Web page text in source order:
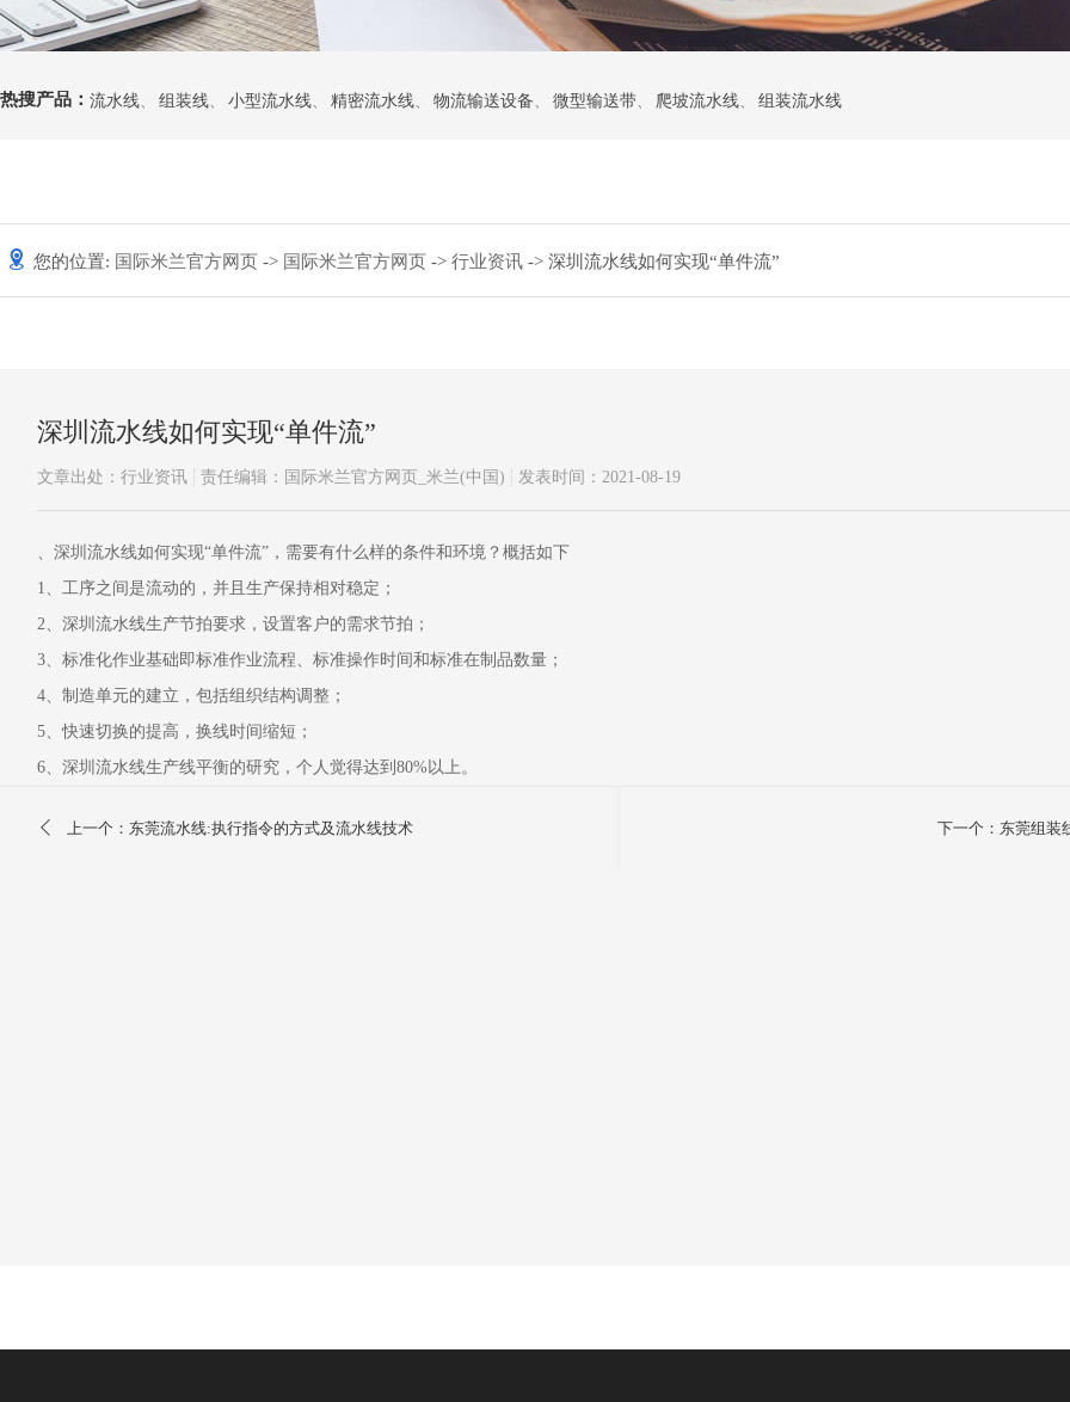
热搜产品： 流水线、 组装线、 小型流水线、 精密流水线、 物流输送设备、 微型输送带、 爬坡流水线、 组装流水线
您的位置: 国际米兰官方网页 -> 国际米兰官方网页 -> 行业资讯 -> 深圳流水线如何实现“单件流”
深圳流水线如何实现“单件流”
文章出处：行业资讯 责任编辑：国际米兰官方网页_米兰(中国) 发表时间：2021-08-19
、深圳流水线如何实现“单件流”，需要有什么样的条件和环境？概括如下
1、工序之间是流动的，并且生产保持相对稳定；
2、深圳流水线生产节拍要求，设置客户的需求节拍；
3、标准化作业基础即标准作业流程、标准操作时间和标准在制品数量；
4、制造单元的建立，包括组织结构调整；
5、快速切换的提高，换线时间缩短；
6、深圳流水线生产线平衡的研究，个人觉得达到80%以上。
上一个：东莞流水线:执行指令的方式及流水线技术 下一个：东莞组装